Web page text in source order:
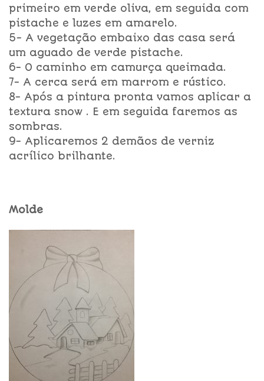
primeiro em verde oliva, em seguida com
pistache e luzes em amarelo.
5- A vegetação embaixo das casa será
um aguado de verde pistache.
6- O caminho em camurça queimada.
7- A cerca será em marrom e rústico.
8- Após a pintura pronta vamos aplicar a
textura snow . E em seguida faremos as
sombras.
9- Aplicaremos 2 demãos de verniz
acrílico brilhante.
Molde